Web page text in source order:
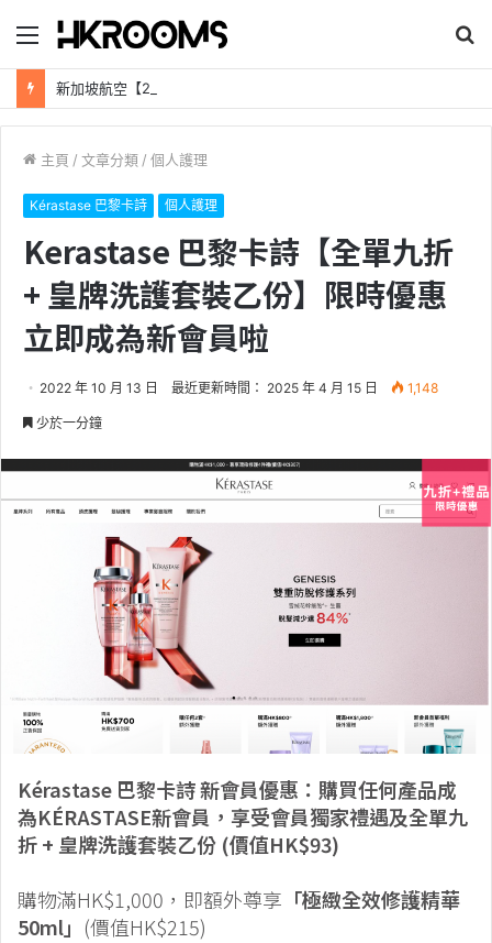
目
錄
尋
主頁 / 文章分類 / 個人護理
Kérastase 巴黎卡詩 個人護理
Kerastase 巴黎卡詩【全單九折
+ 皇牌洗護套裝乙份】限時優惠
立即成為新會員啦
2022 年 10 月 13 日 最近更新時間： 2025 年 4 月 15 日 1,148
少於一分鐘
Kérastase 巴黎卡詩新會員優惠：購買任何產品成
為KÉRASTASE新會員，享受會員獨家禮遇及全單九
折 + 皇牌洗護套裝乙份 (價值HK$93)
購物滿HK$1,000，即額外尊享 「極緻全效修護精華
50ml」 (價值HK$215)